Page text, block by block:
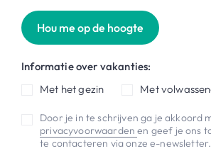
Hou me op de hoogte
Informatie over vakanties:
Met het gezin
Met
Door je in te schrijven ga je akkoord
privacyvoorwaardenen geef je ons
te contacteren via onze e-newsletter.